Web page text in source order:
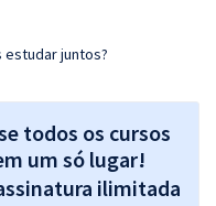
estudar juntos?
todos os cursos
um só lugar!